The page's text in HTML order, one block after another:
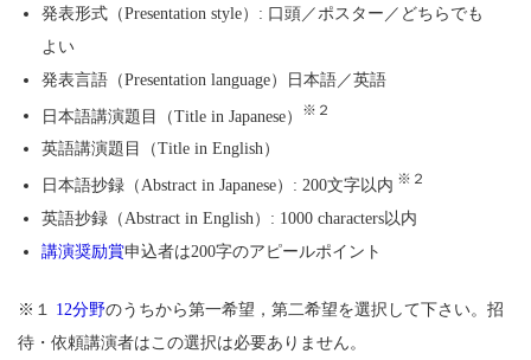
発表形式（Presentation style）: 口頭／ポスター／どちらでも
よい
発表言語（Presentation language）日本語／英語
日本語講演題目（Title in Japanese） ※２
英語講演題目（Title in English）
日本語抄録（Abstract in Japanese）: 200文字以内 ※２
英語抄録（Abstract in English）: 1000 characters以内
講演奨励賞申込者は200字のアピールポイント
※１ 12分野のうちから第一希望，第二希望を選択して下さい。招
待・依頼講演者はこの選択は必要ありません。